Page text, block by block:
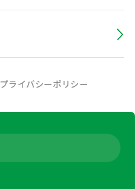
プライバシーポリシー